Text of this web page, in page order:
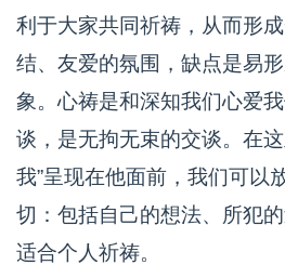
利于大家共同祈祷，从而形
结、友爱的氛围，缺点是易
象。心祷是和深知我们心爱
谈，是无拘无束的交谈。在
我”呈现在他面前，我们可以
切：包括自己的想法、所犯
适合个人祈祷。